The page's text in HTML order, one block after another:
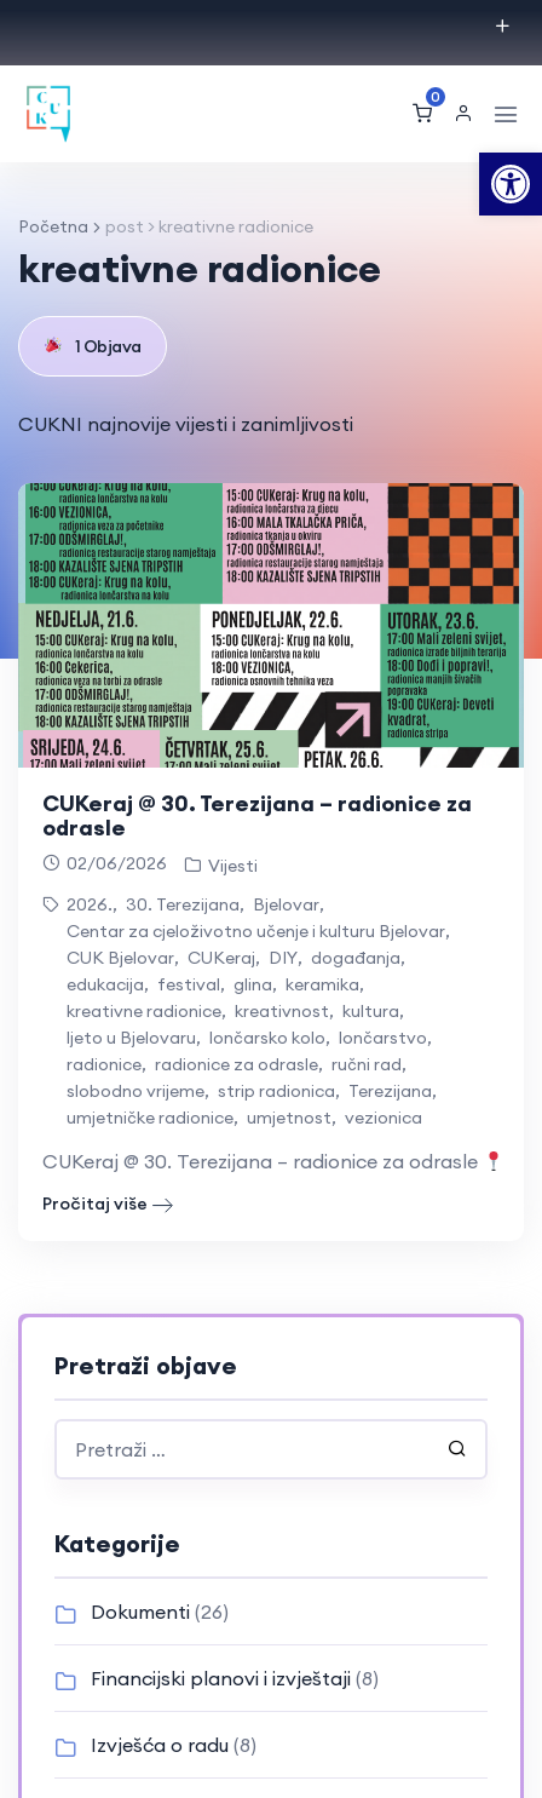
0
Početna post > kreativne radionice
kreativne radionice
1 Objava
CUKNI najnovije vijesti i zanimljivosti
CUKeraj @ 30. Terezijana – radionice za
odrasle
02/06/2026
Vijesti
2026., 30. Terezijana, Bjelovar,
Centar za cjeloživotno učenje i kulturu Bjelovar,
CUK Bjelovar, CUKeraj, DIY, događanja,
edukacija, festival, glina, keramika,
kreativne radionice, kreativnost, kultura,
ljeto u Bjelovaru, lončarsko kolo, lončarstvo,
radionice, radionice za odrasle, ručni rad,
slobodno vrijeme, strip radionica, Terezijana,
umjetničke radionice, umjetnost, vezionica
CUKeraj @ 30. Terezijana – radionice za odrasle
Pročitaj više
Pretraži objave
Kategorije
Dokumenti (26)
Financijski planovi i izvještaji (8)
Izvješća o radu (8)